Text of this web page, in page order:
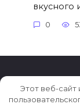
вкусного
0
© 2026
Этот веб-сайт